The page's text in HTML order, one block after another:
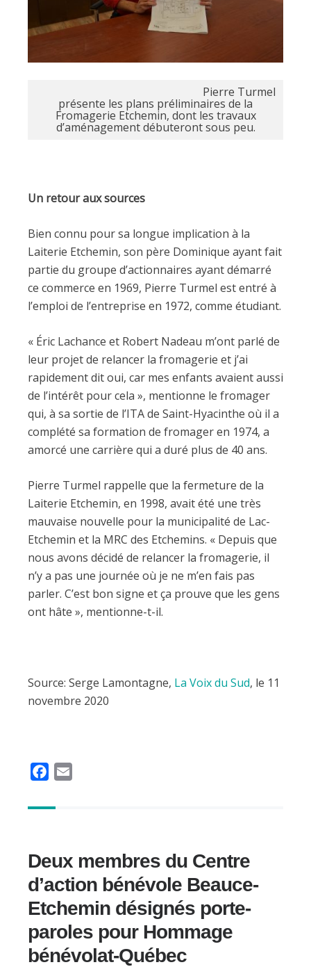
Pierre Turmel
présente les plans préliminaires de la
Fromagerie Etchemin, dont les travaux
d’aménagement débuteront sous peu.
Un retour aux sources
Bien connu pour sa longue implication à la
Laiterie Etchemin, son père Dominique ayant fait
partie du groupe d’actionnaires ayant démarré
ce commerce en 1969, Pierre Turmel est entré à
l’emploi de l’entreprise en 1972, comme étudiant.
« Éric Lachance et Robert Nadeau m’ont parlé de
leur projet de relancer la fromagerie et j’ai
rapidement dit oui, car mes enfants avaient aussi
de l’intérêt pour cela », mentionne le fromager
qui, à sa sortie de l’ITA de Saint-Hyacinthe où il a
complété sa formation de fromager en 1974, a
amorcé une carrière qui a duré plus de 40 ans.
Pierre Turmel rappelle que la fermeture de la
Laiterie Etchemin, en 1998, avait été une très
mauvaise nouvelle pour la municipalité de Lac-
Etchemin et la MRC des Etchemins. « Depuis que
nous avons décidé de relancer la fromagerie, il
n’y a pas une journée où je ne m’en fais pas
parler. C’est bon signe et ça prouve que les gens
ont hâte », mentionne-t-il.
Source: Serge Lamontagne, La Voix du Sud, le 11
novembre 2020
c
o
o
Deux membres du Centre
d’action bénévole Beauce-
Etchemin désignés porte-
paroles pour Hommage
bénévolat-Québec